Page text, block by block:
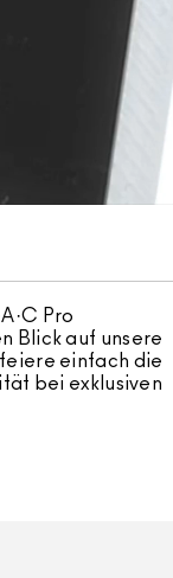
Pro
Blick auf unsere
einfach die
bei exklusiven